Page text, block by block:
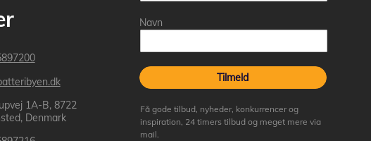
1A-B, 8722
Denmark
Navn
Tilmeld
Få gode tilbud, nyheder, konkurrencer og
inspiration, 24 timers tilbud og meget mere via
mail.